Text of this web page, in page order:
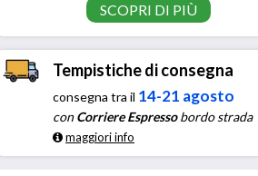
SCOPRI DI PIÙ
Tempistiche di consegna
consegna tra il 14-21 agosto
conCorriere Espressobordo strada
maggiori info